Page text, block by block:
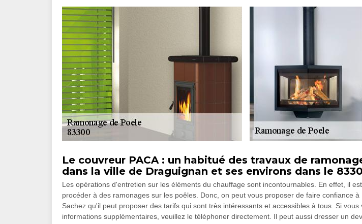
Le couvreur PACA : un habitué des travaux de
dans la ville de Draguignan et ses environs dans le
Les opérations d'entretien sur les éléments du chauffage sont incontournables. En effet, il
procéder à des ramonages sur les poêles. Donc, on peut vous proposer de faire confiance à
Sachez qu'il peut proposer des tarifs qui sont très intéressants et accessibles à tous. Si vous
informations supplémentaires, veuillez le téléphoner directement. Il peut aussi dresser un